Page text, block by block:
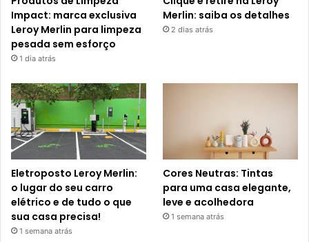
Impact: marca exclusiva
Leroy Merlin para limpeza
pesada sem esforço
1 dia atrás
Merlin: saiba os detalhes
2 dias atrás
Eletroposto Leroy Merlin:
o lugar do seu carro
elétrico e de tudo o que
sua casa precisa!
1 semana atrás
Cores Neutras: Tintas
para uma casa elegante,
leve e acolhedora
1 semana atrás